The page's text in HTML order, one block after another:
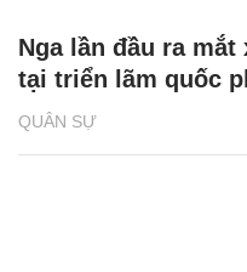
QUÂN SỰ
Nga lần đầu ra
tại triển lãm quốc